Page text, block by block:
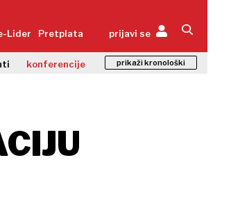
Lider Pretplata prijavi se
konferencije prikaži kronološki